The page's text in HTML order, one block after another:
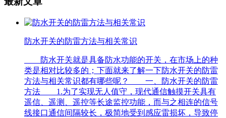
防水开关的防雷方法与相关常识
防水开关就是具备防水功能的开关，在市场上的种
类是相对比较多的；下面就来了解一下防水开关的防雷
方法与相关常识都有哪些呢？ 一、防水开关的防雷
方法 1.为了实现无人值守，现代通信触摸开关具有
遥信、遥测、遥控等长途监控功能，而与之相连的信号
线接口通信间隔较长，极简地受到感应雷损坏，导致停